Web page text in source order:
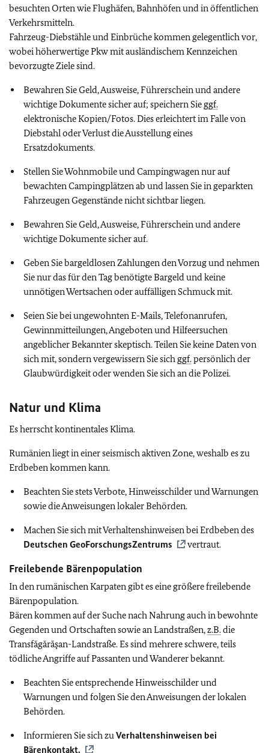
besuchten Orten wie Flughäfen, Bahnhöfen und in öffentlichen
Verkehrsmitteln.
Fahrzeug-Diebstähle und Einbrüche kommen gelegentlich vor,
wobei höherwertige Pkw mit ausländischem Kennzeichen
bevorzugte Ziele sind.
Bewahren Sie Geld, Ausweise, Führerschein und andere
wichtige Dokumente sicher auf; speichern Sie ggf.
elektronische Kopien/Fotos. Dies erleichtert im Falle von
Diebstahl oder Verlust die Ausstellung eines
Ersatzdokuments.
Stellen Sie Wohnmobile und Campingwagen nur auf
bewachten Campingplätzen ab und lassen Sie in geparkten
Fahrzeugen Gegenstände nicht sichtbar liegen.
Bewahren Sie Geld, Ausweise, Führerschein und andere
wichtige Dokumente sicher auf.
Geben Sie bargeldlosen Zahlungen den Vorzug und nehmen
Sie nur das für den Tag benötigte Bargeld und keine
unnötigen Wertsachen oder auffälligen Schmuck mit.
Seien Sie bei ungewohnten E-Mails, Telefonanrufen,
Gewinnmitteilungen, Angeboten und Hilfeersuchen
angeblicher Bekannter skeptisch. Teilen Sie keine Daten von
sich mit, sondern vergewissern Sie sich ggf.persönlich der
Glaubwürdigkeit oder wenden Sie sich an die Polizei.
Natur und Klima
Es herrscht kontinentales Klima.
Rumänien liegt in einer seismisch aktiven Zone, weshalb es zu
Erdbeben kommen kann.
Beachten Sie stets Verbote, Hinweisschilder und Warnungen
sowie die Anweisungen lokaler Behörden.
Machen Sie sich mit Verhaltenshinweisen bei Erdbeben des
Deutschen GeoForschungsZentrums
vertraut.
Freilebende Bärenpopulation
In den rumänischen Karpaten gibt es eine größere freilebende
Bärenpopulation.
Bären kommen auf der Suche nach Nahrung auch in bewohnte
Gegenden und Ortschaften sowie an Landstraßen,z.B.die
Transfăgărăşan-Landstraße. Es sind mehrere schwere, teils
tödliche Angriffe auf Passanten und Wanderer bekannt.
Beachten Sie entsprechende Hinweisschilder und
Warnungen und folgen Sie den Anweisungen der lokalen
Behörden.
Informieren Sie sich zuVerhaltenshinweisen bei
Bärenkontakt.